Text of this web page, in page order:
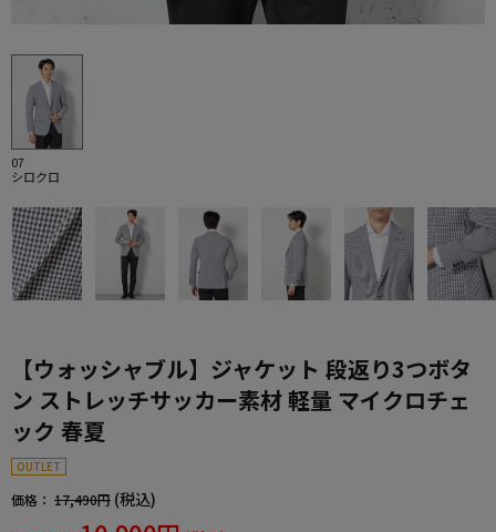
07
シロクロ
【ウォッシャブル】ジャケット 段返り3つボタ
ン ストレッチサッカー素材 軽量 マイクロチェ
ック 春夏
OUTLET
価格： 17,490円 (税込)